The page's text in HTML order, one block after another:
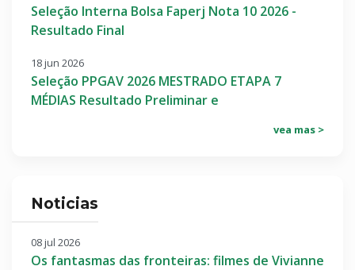
Seleção Interna Bolsa Faperj Nota 10 2026 -
Resultado Final
18 jun 2026
Seleção PPGAV 2026 MESTRADO ETAPA 7
MÉDIAS Resultado Preliminar e
vea mas >
Noticias
08 jul 2026
Os fantasmas das fronteiras: filmes de Vivianne